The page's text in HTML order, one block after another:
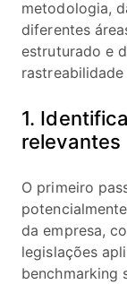
metodologia,
diferentes
estruturado e
1.
relevantes
O primeiro
da empresa,
legislações
benchmarking